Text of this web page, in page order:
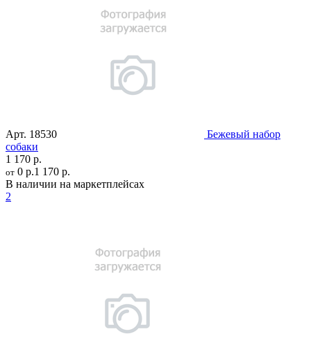
Арт. 18530
Бежевый набор
собаки
1 170 р.
от 0 р.1 170 р.
В наличии на маркетплейсах
2